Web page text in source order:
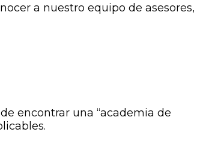
a nuestro equipo de asesores,
encontrar una “academia de